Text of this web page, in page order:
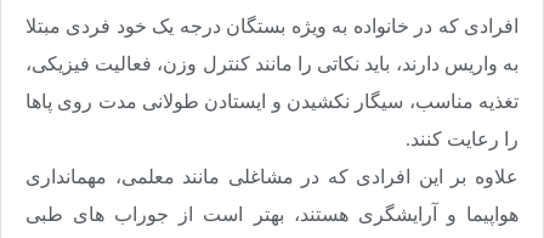
افرادی که در خانواده به ویژه بستگان درجه یک خود فردی مبتلا
به واریس دارند، باید نکاتی را مانند کنترل وزن، فعالیت فیزیکی،
تغذیه مناسب، سیگار نکشیدن و ایستادن طولانی مدت روی پاها
را رعایت کنند.
علاوه بر این افرادی که در مشاغلی مانند معلمی، مهمانداری
هواپیما و آرایشگری هستند، بهتر است از جوراب های طبی